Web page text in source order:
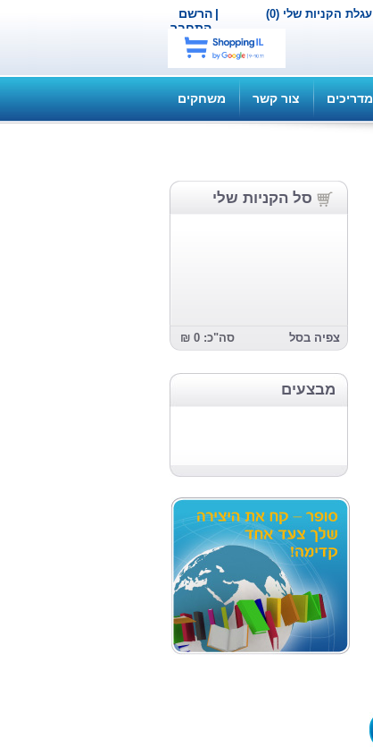
הרשם |
התחבר
עגלת הקניות שלי (0)
מדריכים צור קשר משחקים
סל הקניות שלי
צפיה בסל סה"כ: 0 ₪
מבצעים